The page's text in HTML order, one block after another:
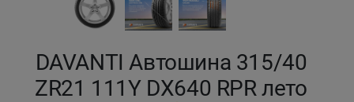
DAVANTI Автошина 315/40
ZR21 111Y DX640 RPR лето
Петропавловск
Семей